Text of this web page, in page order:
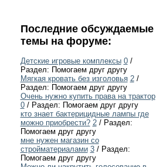
Последние обсуждаемые
темы на форуме:
Детские игровые комплексы 0/
Раздел: Помогаем друг другу
Мягкая кровать без изголовья 2/
Раздел: Помогаем друг другу
Очень нужно купить права на трактор
0/ Раздел: Помогаем друг другу
кто знает бактерицидные лампы где
можно приобрести? 2/ Раздел:
Помогаем друг другу
мне нужен магазин со
стройматериалами 3/ Раздел:
Помогаем друг другу